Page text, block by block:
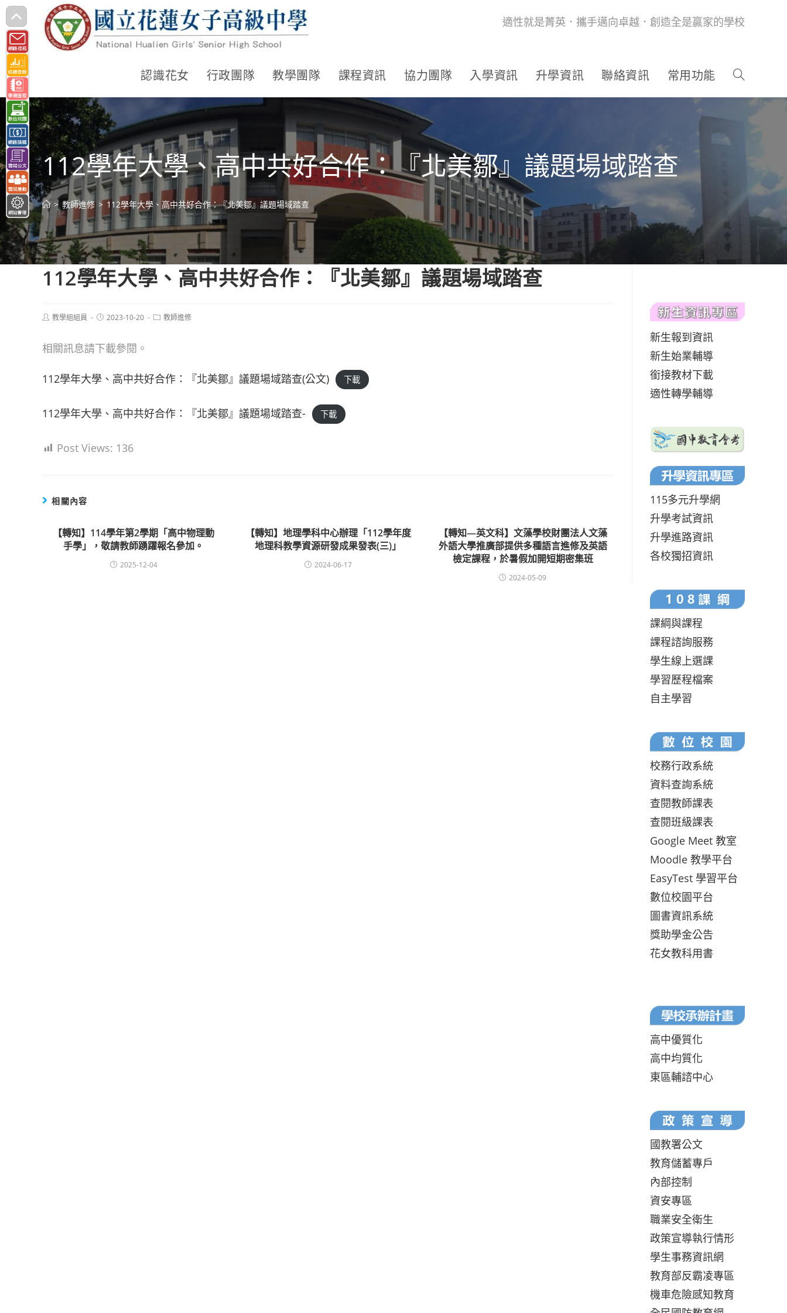
跳
轉
至
主
要
內
容
適性就是菁英．攜手邁向卓越．創造全是贏家的學校
認識花女 行政團隊 教學團隊 課程資訊 協力團隊 入學資訊 升學資訊 聯絡資訊 常用功能
112學年大學、高中共好合作：『北美鄒』議題場域踏查
> 教師進修 > 112學年大學、高中共好合作：『北美鄒』議題場域踏查
112學年大學、高中共好合作：『北美鄒』議題場域踏查
Post教學組組員
Post2023-10-20
Post教師進修
相關訊息請下載參閱。
112學年大學、高中共好合作：『北美鄒』議題場域踏查(公文) 下載
112學年大學、高中共好合作：『北美鄒』議題場域踏查- 下載
Post Views: 136
相關內容
【轉知】114學年第2學期「高中物理動
手學」，敬請教師踴躍報名參加。
2025-12-04
【轉知】地理學科中心辦理「112學年度
地理科教學資源研發成果發表(三)」
2024-06-17
【轉知—英文科】文藻學校財團法人文藻
外語大學推廣部提供多種語言進修及英語
檢定課程，於暑假加開短期密集班
2024-05-09
新生報到資訊
新生始業輔導
銜接教材下載
適性轉學輔導
115多元升學網
升學考試資訊
升學進路資訊
各校獨招資訊
課綱與課程
課程諮詢服務
學生線上選課
學習歷程檔案
自主學習
校務行政系統
資料查詢系統
查閱教師課表
查閱班級課表
Google Meet 教室
Moodle 教學平台
EasyTest 學習平台
數位校園平台
圖書資訊系統
獎助學金公告
花女教科用書
高中優質化
高中均質化
東區輔諮中心
國教署公文
教育儲蓄專戶
內部控制
資安專區
職業安全衛生
政策宣導執行情形
學生事務資訊網
教育部反霸凌專區
機車危險感知教育